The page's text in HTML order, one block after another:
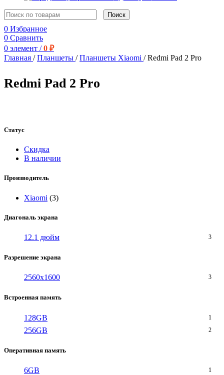
Поиск
0 Избранное
0 Сравнить
0 элемент / 0 ₽
Главная / Планшеты / Планшеты Xiaomi / Redmi Pad 2 Pro
Redmi Pad 2 Pro
Статус
Скидка
В наличии
Производитель
Xiaomi (3)
Диагональ экрана
12.1 дюйм 3
Разрешение экрана
2560x1600 3
Встроенная память
128GB 1
256GB 2
Оперативная память
6GB 1